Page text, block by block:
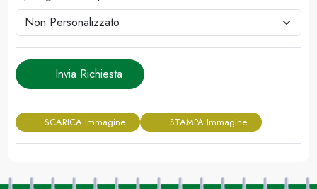
Invia Richiesta
SCARICA Immagine STAMPA Immagine